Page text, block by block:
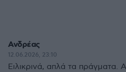
Ανδρέας
12.06.2026, 23:10
Ειλικρινά, απλά τα πράγματα.